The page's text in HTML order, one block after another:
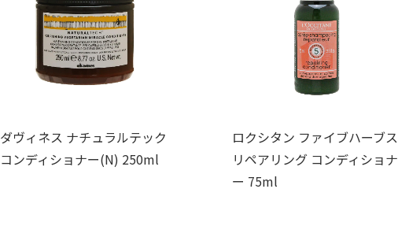
ダヴィネス ナチュラルテック
コンディショナー(N) 250ml
ロクシタン ファイブハーブス
リペアリング コンディショナ
ー 75ml